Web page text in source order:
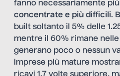
fanno necessariamente più
concentrate e più difficili.
built soltanto il 5% delle
mentre il 60% rimane
generano poco o nessun
imprese più mature